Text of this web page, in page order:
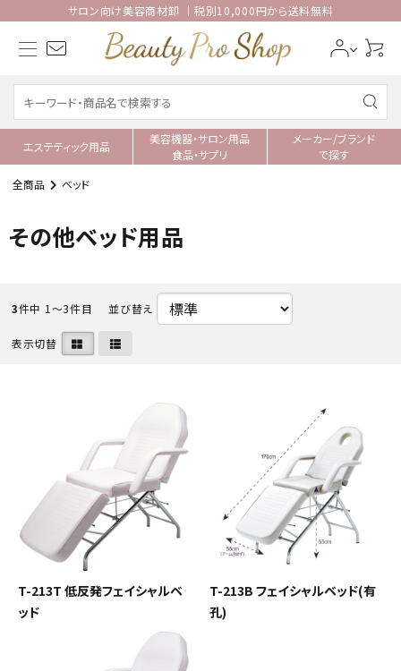
サロン向け美容商材卸 ｜税別10,000円から送料無料
エステティック用品
美容機器・サロン用品
食品・サプリ
メーカー/ブランド
で探す
ACCOUNT MENU
ようこそ ゲスト 様
meeting_room ログイン person 会員登録
新着商品
高評価商品
全商品 ベッド
その他ベッド用品
3件中 1〜3件目 並び替え
表示切替
T-213T 低反発フェイシャルベ
ッド
T-213B フェイシャルベッド(有
孔)